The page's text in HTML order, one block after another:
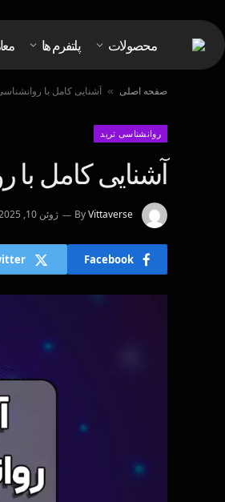
محصولات پلتفرم ها
صفحه اصلی » آشنایی کامل با
روانشناسى ترید
آشنایی کامل با
ByVittaverse ژوئن 10, 2025
Facebook